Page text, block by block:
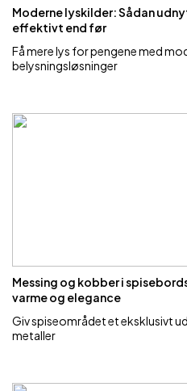
Moderne lyskilder: Sådan
effektivt end før
Få mere lys for pengene med
belysningsløsninger
Messing og kobber i
varme og elegance
Giv spiseområdet et eksklusivt
metaller